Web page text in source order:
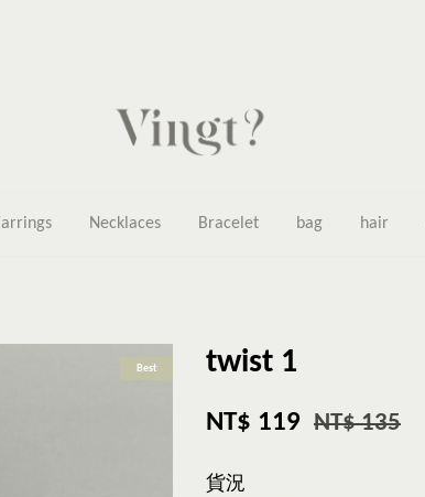
Necklaces Bracelet bag hair
Best twist 1
NT$ 119 NT$ 135
貨況